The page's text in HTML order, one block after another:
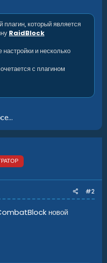
плагин, который является
RaidBlock
и несколько
с плагином
#2
новой